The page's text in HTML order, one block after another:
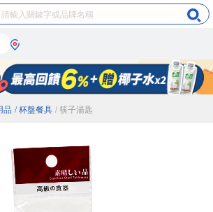
品 / 杯盤餐具 / 筷子湯匙